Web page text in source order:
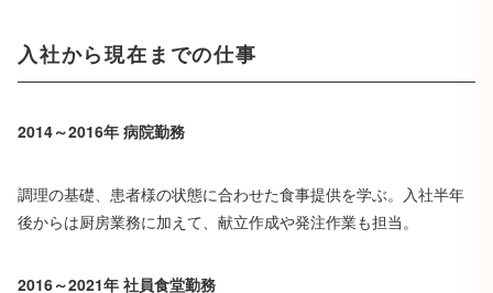
入社から現在までの仕事
2014～2016年 病院勤務
調理の基礎、患者様の状態に合わせた食事提供を学ぶ。入社半年
後からは厨房業務に加えて、献立作成や発注作業も担当。
2016～2021年 社員食堂勤務